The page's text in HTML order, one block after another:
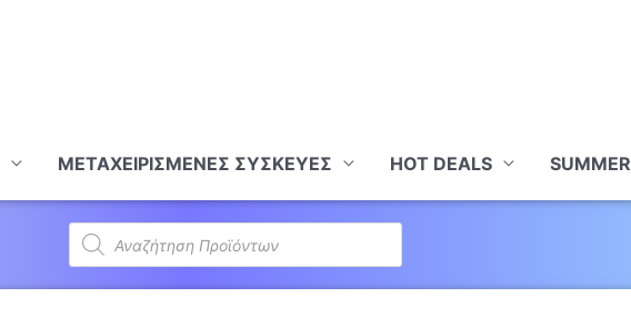
ΜΕΤΑΧΕΙΡΙΣΜΕΝΕΣ ΣΥΣΚΕΥΕΣ HOT DEALS SUMMER
Products
search